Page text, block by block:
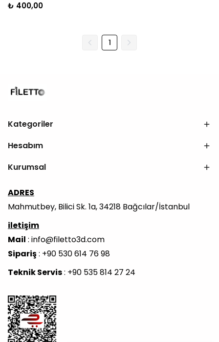
₺ 400,00
1
Kategoriler
Hesabım
Kurumsal
ADRES
Mahmutbey, Bilici Sk. 1a, 34218 Bağcılar/İstanbul
iletişim
Mail : info@filetto3d.com
Sipariş: +90 530 614 76 98
Teknik Servis: +90 535 814 27 24